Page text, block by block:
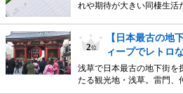
れや期待が大きい同棲生活
【日本最古の地
ィープでレトロ
浅草で日本最古の地下街を
たる観光地・浅草。雷門、